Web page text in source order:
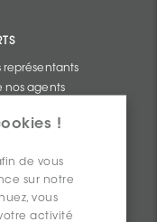
!
de vous
sur notre
vous
activité
représentants
nos agents